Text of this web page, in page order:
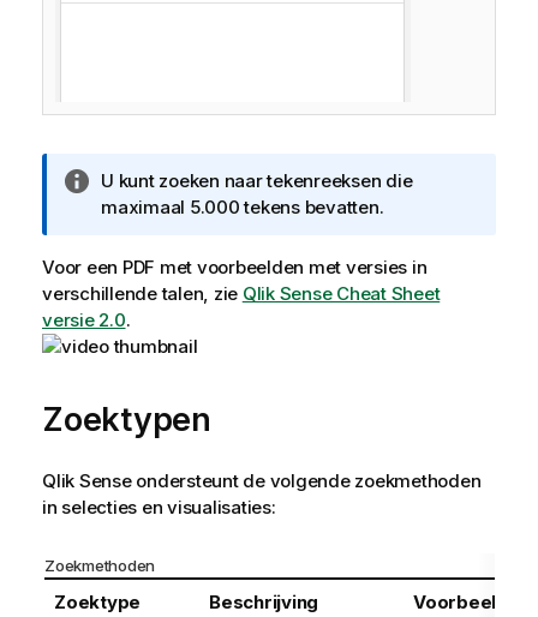
I
n
o
r
m
a
e
U kunt zoeken naar tekenreeksen die
maximaal 5.000 tekens bevatten.
Voor een PDF met voorbeelden met versies in
verschillende talen, zie Qlik Sense Cheat Sheet
versie 2.0.
Zoektypen
Qlik Senseondersteunt de volgende zoekmethoden
in selecties en visualisaties:
Zoekmethoden
Zoektype Beschrijving Voorbeeld